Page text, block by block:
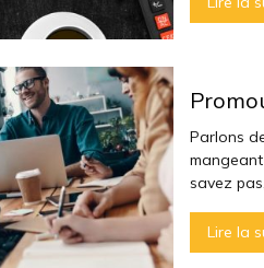
Parlons
savez
Lire la